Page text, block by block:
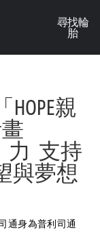
尋找輪
胎
親
力 支持
與夢想
通身為普利司通